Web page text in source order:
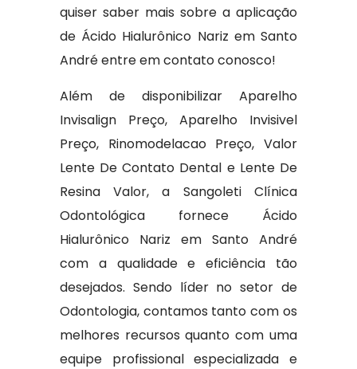
quiser saber mais sobre a aplicação
de Ácido Hialurônico Nariz em Santo
André entre em contato conosco!
Além de disponibilizar Aparelho
Invisalign Preço, Aparelho Invisivel
Preço, Rinomodelacao Preço, Valor
Lente De Contato Dental e Lente De
Resina Valor, a Sangoleti Clínica
Odontológica fornece Ácido
Hialurônico Nariz em Santo André
com a qualidade e eficiência tão
desejados. Sendo líder no setor de
Odontologia, contamos tanto com os
melhores recursos quanto com uma
equipe profissional especializada e